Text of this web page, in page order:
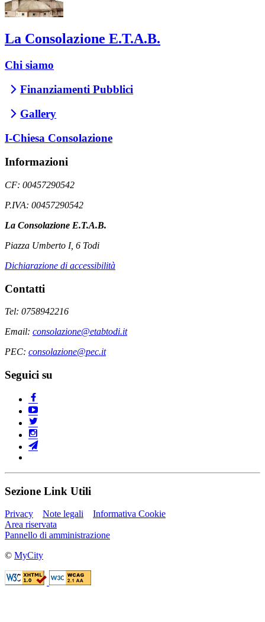
La Consolazione E.T.A.B.
Chi siamo
Finanziamenti Pubblici
Gallery
I-Chiesa Consolazione
Informazioni
CF: 00457290542
P.IVA: 00457290542
La Consolazione E.T.A.B.
Piazza Umberto I, 6 Todi
Dichiarazione di accessibilità
Contatti
Tel: 0758942216
Email: consolazione@etabtodi.it
PEC: consolazione@pec.it
Seguici su
Sezione Link Utili
Privacy Note legali
Informativa Cookie
Area riservata
Pannello di amministrazione
© MyCity